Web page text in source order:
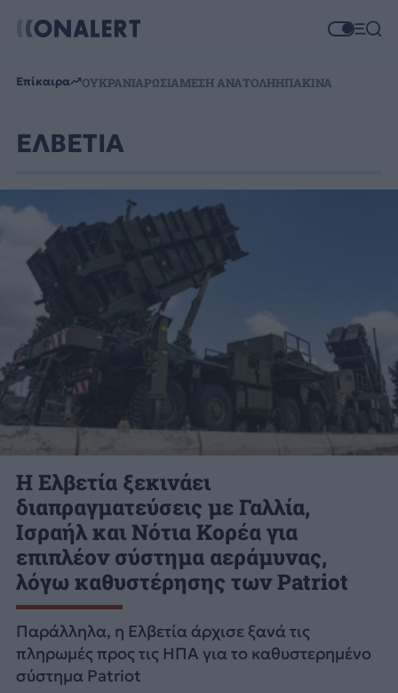
Επίκαιρα ΟΥΚΡΑΝΙΑΡΩΣΙΑΜΕΣΗ ΑΝΑΤΟΛΗΗΠΑΚΙΝΑ
ΕΛΒΕΤΙΑ
Η Ελβετία ξεκινάει
διαπραγματεύσεις με Γαλλία,
Ισραήλ και Νότια Κορέα για
επιπλέον σύστημα αεράμυνας,
λόγω καθυστέρησης των Patriot
Παράλληλα, η Ελβετία άρχισε ξανά τις
πληρωμές προς τις ΗΠΑ για το καθυστερημένο
σύστημα Patriot